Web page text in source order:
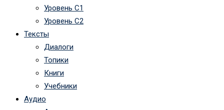
Уровень C1
Уровень C2
Тексты
Диалоги
Топики
Книги
Учебники
Аудио